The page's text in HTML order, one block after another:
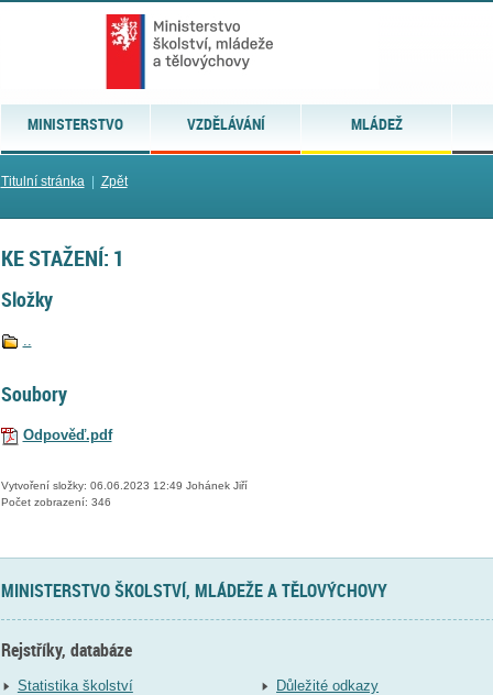
MINISTERSTVO VZDĚLÁVÁNÍ MLÁDEŽ
Titulní stránka| Zpět
KE STAŽENÍ: 1
Složky
..
Soubory
Odpověď.pdf
Vytvoření složky: 06.06.2023 12:49 Johánek Jiří
Počet zobrazení: 346
MINISTERSTVO ŠKOLSTVÍ, MLÁDEŽE A TĚLOVÝCHOVY
Rejstříky, databáze
Statistika školství
Důležité odkazy